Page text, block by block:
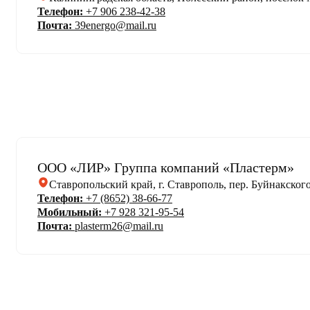
Телефон: +7 906 238-42-38
Почта: 39energo@mail.ru
ООО «ЛИР» Группа компаний «Пластерм»
Ставропольский край, г. Ставрополь, пер.
Телефон: +7 (8652) 38-66-77
Мобильный: +7 928 321-95-54
Почта: plasterm26@mail.ru